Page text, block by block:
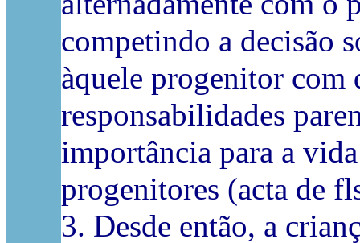
competindo a decisão
àquele progenitor com
responsabilidades
importância para a
progenitores (acta de
3. Desde então, a